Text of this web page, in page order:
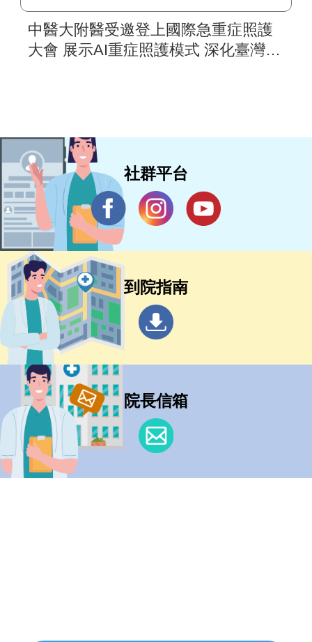
中醫大附醫受邀登上國際急重症照護
大會 展示AI重症照護模式 深化臺灣智
社群平台
到院指南
院長信箱